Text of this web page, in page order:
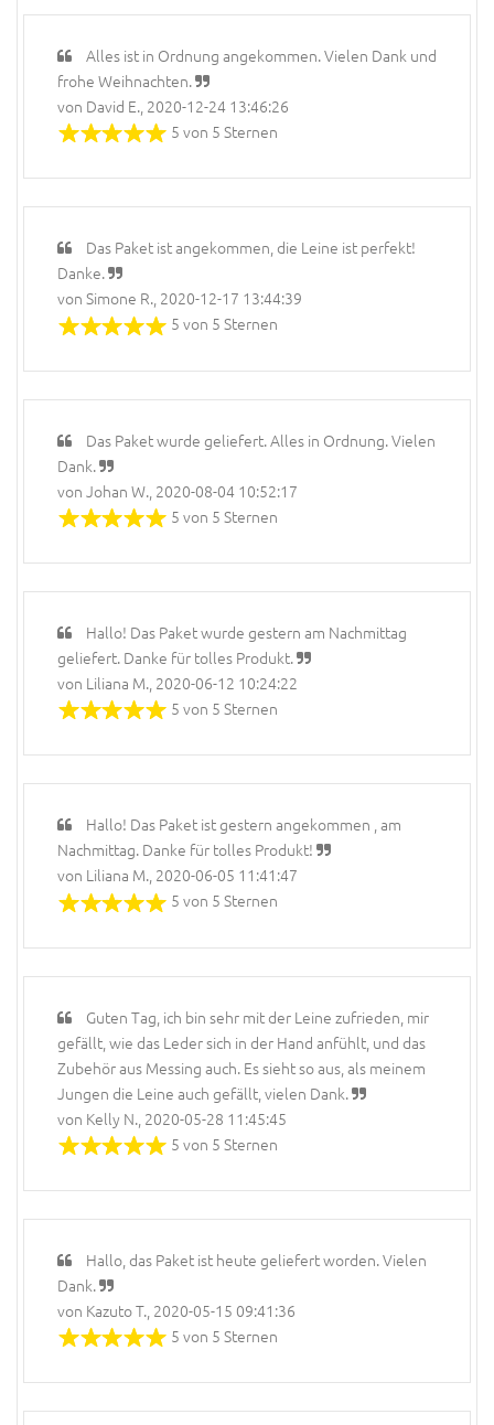
Alles ist in Ordnung angekommen. Vielen Dank und
frohe Weihnachten.
von David E., 2020-12-24 13:46:26
5 von 5 Sternen
Das Paket ist angekommen, die Leine ist perfekt!
Danke.
von Simone R., 2020-12-17 13:44:39
5 von 5 Sternen
Das Paket wurde geliefert. Alles in Ordnung. Vielen
Dank.
von Johan W., 2020-08-04 10:52:17
5 von 5 Sternen
Hallo! Das Paket wurde gestern am Nachmittag
geliefert. Danke für tolles Produkt.
von Liliana M., 2020-06-12 10:24:22
5 von 5 Sternen
Hallo! Das Paket ist gestern angekommen , am
Nachmittag. Danke für tolles Produkt!
von Liliana M., 2020-06-05 11:41:47
5 von 5 Sternen
Guten Tag, ich bin sehr mit der Leine zufrieden, mir
gefällt, wie das Leder sich in der Hand anfühlt, und das
Zubehör aus Messing auch. Es sieht so aus, als meinem
Jungen die Leine auch gefällt, vielen Dank.
von Kelly N., 2020-05-28 11:45:45
5 von 5 Sternen
Hallo, das Paket ist heute geliefert worden. Vielen
Dank.
von Kazuto T., 2020-05-15 09:41:36
5 von 5 Sternen